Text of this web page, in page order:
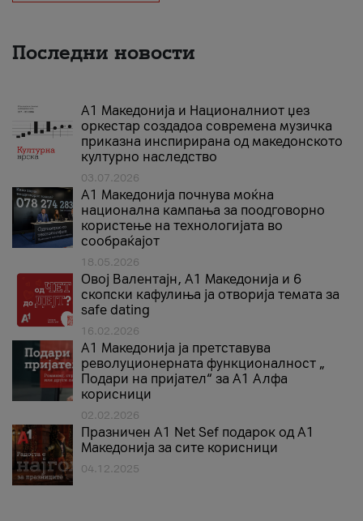
Последни новости
А1 Македонија и Националниот џез
оркестар создадоа современа музичка
приказна инспирирана од македонското
културно наследство
03.07.2026
A1 Македонија почнува моќна
национална кампања за поодговорно
користење на технологијата во
сообраќајот
18.05.2026
Овој Валентајн, A1 Македонија и 6
скопски кафулиња ја отворија темата за
safe dating
16.02.2026
А1 Македонија ја претставува
револуционерната функционалност „
Подари на пријател“ за А1 Алфа
корисници
02.02.2026
Празничен A1 Net Sеf подарок од А1
Македонија за сите корисници
04.12.2025